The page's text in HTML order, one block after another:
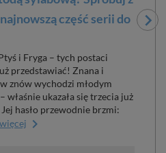
część serii do
i Fryga – tych postaci
przedstawiać! Znana i
znów wychodzi młodym
ukazała się trzecia już
hasło przewodnie brzmi:
keyboard_arrow_right